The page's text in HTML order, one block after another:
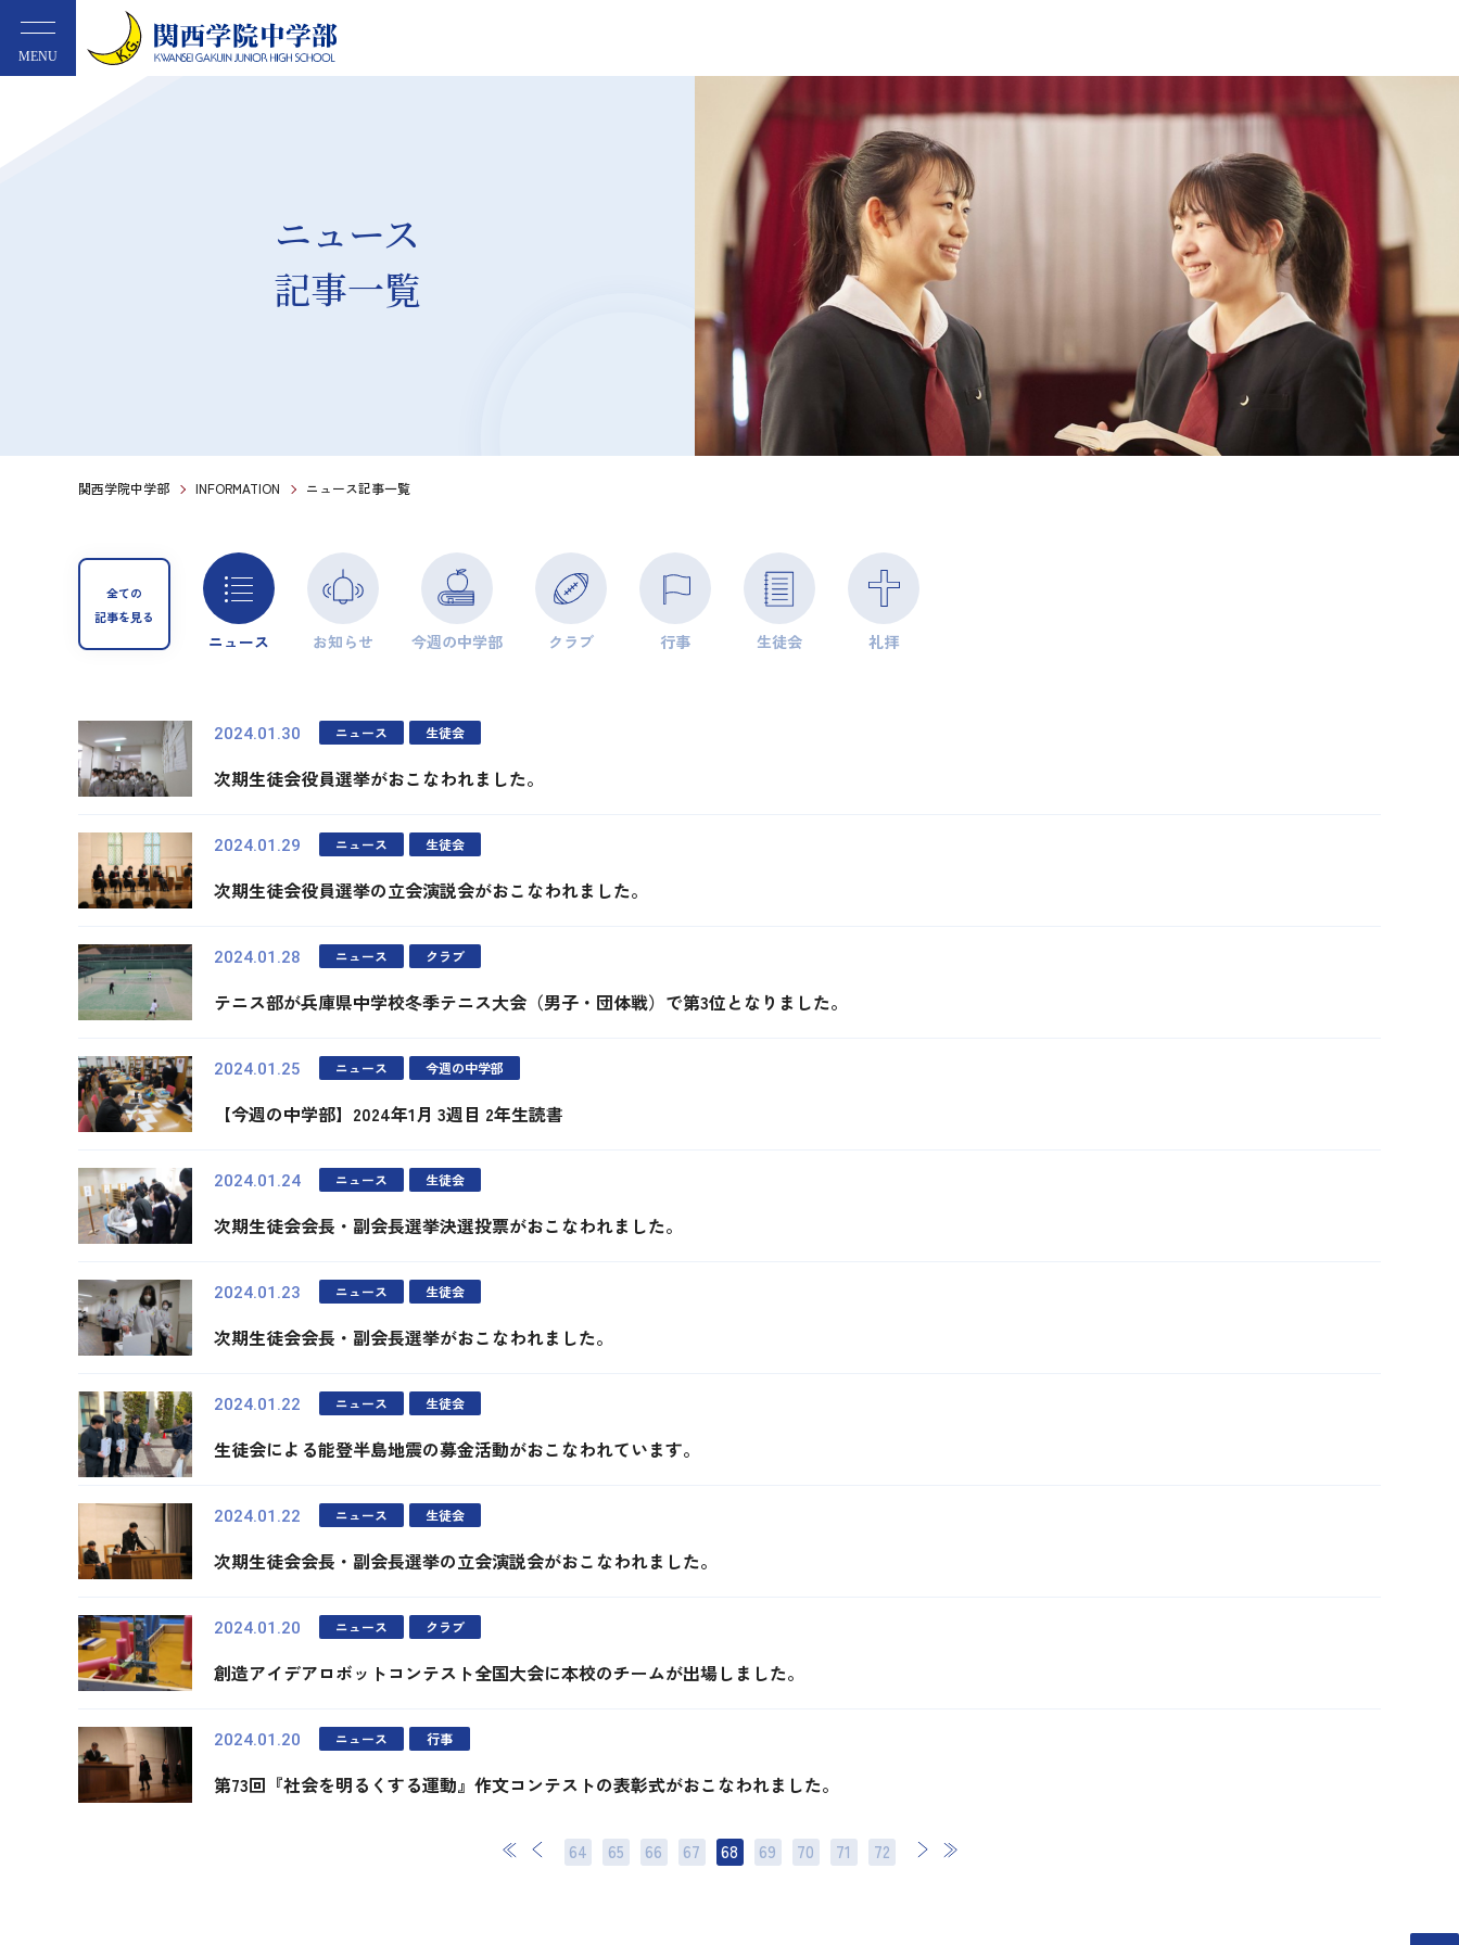
MENU
ニュース
記事一覧
関西学院中学部 INFORMATION ニュース記事一覧
全ての
記事を見る
ニュース お知らせ 今週の中学部 クラブ 行事 生徒会 礼拝
2024.01.30 ニュース 生徒会
次期生徒会役員選挙がおこなわれました。
2024.01.29 ニュース 生徒会
次期生徒会役員選挙の立会演説会がおこなわれました。
2024.01.28 ニュース クラブ
テニス部が兵庫県中学校冬季テニス大会（男子・団体戦）で第3位となりました。
2024.01.25 ニュース 今週の中学部
【今週の中学部】2024年1月 3週目 2年生読書
2024.01.24 ニュース 生徒会
次期生徒会会長・副会長選挙決選投票がおこなわれました。
2024.01.23 ニュース 生徒会
次期生徒会会長・副会長選挙がおこなわれました。
2024.01.22 ニュース 生徒会
生徒会による能登半島地震の募金活動がおこなわれています。
2024.01.22 ニュース 生徒会
次期生徒会会長・副会長選挙の立会演説会がおこなわれました。
2024.01.20 ニュース クラブ
創造アイデアロボットコンテスト全国大会に本校のチームが出場しました。
2024.01.20 ニュース 行事
第73回『社会を明るくする運動』作文コンテストの表彰式がおこなわれました。
64 65 66 67 68 69 70 71 72
次 最後